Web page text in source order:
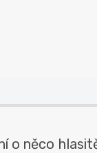
o něco